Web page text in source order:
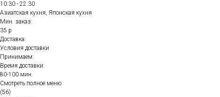
10:30 - 22:30
Азиатская кухня, Японская кухня
Мин. заказ:
35 р
Доставка:
Условия доставки
Принимаем:
Время доставки:
80-100 мин.
Смотреть полное меню
(56)